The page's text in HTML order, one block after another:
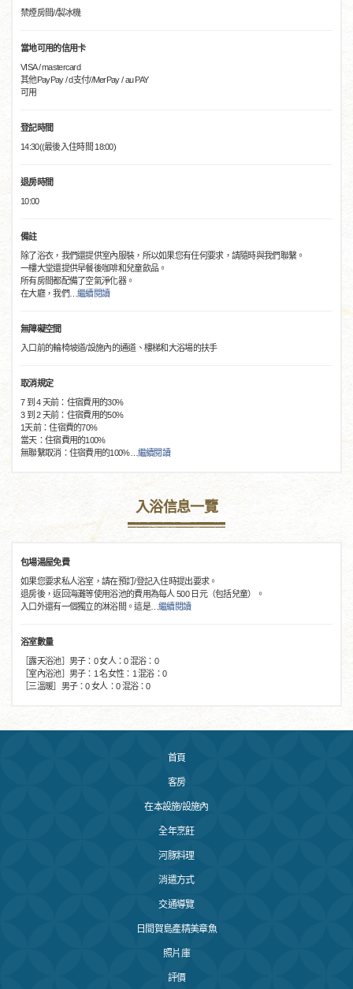
禁煙房間//製冰機
當地可用的信用卡
VISA / mastercard
其他PayPay / d支付//MerPay / au PAY
可用
登記時間
14:30((最後入住時間 18:00)
退房時間
10:00
備註
除了浴衣，我們還提供室內服裝，所以如果您有任何要求，請隨時與我們聯繫。
一樓大堂還提供早餐後咖啡和兒童飲品。
所有房間都配備了空氣淨化器。
在大廳，我們…繼續閱讀
無障礙空間
入口前的輪椅坡道/設施內的通道、樓梯和大浴場的扶手
取消規定
7 到 4 天前：住宿費用的30%
3 到 2 天前：住宿費用的50%
1天前：住宿費的70%
當天：住宿費用的100%
無聯繫取消：住宿費用的100%… 繼續閱讀
入浴信息一覽
包場湯屋免費
如果您要求私人浴室，請在預訂/登記入住時提出要求。
退房後，返回海灘等使用浴池的費用為每人 500 日元（包括兒童）。
入口外還有一個獨立的淋浴間。這是…繼續閱讀
浴室數量
［露天浴池］男子：0 女人：0 混浴：0
［室內浴池］男子：1 名女性：1 混浴：0
［三溫暖］男子：0 女人：0 混浴：0
首頁
客房
在本設施/設施內
全年烹飪
河豚料理
消遣方式
交通導覽
日間賀島產精美章魚
照片庫
評價